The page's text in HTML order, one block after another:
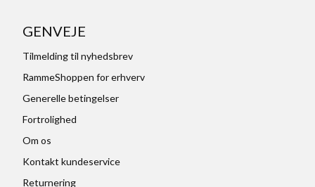
GENVEJE
Tilmelding til nyhedsbrev
RammeShoppen for erhverv
Generelle betingelser
Fortrolighed
Om os
Kontakt kundeservice
Returnering